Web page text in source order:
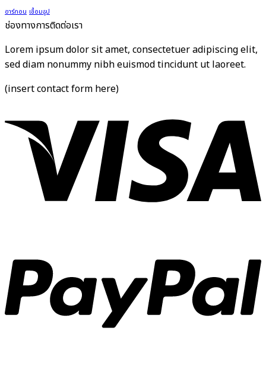
อาร์กอน เชื่อมธูป
ช่องทางการติดต่อเรา
Lorem ipsum dolor sit amet, consectetuer adipiscing elit,
sed diam nonummy nibh euismod tincidunt ut laoreet.
(insert contact form here)